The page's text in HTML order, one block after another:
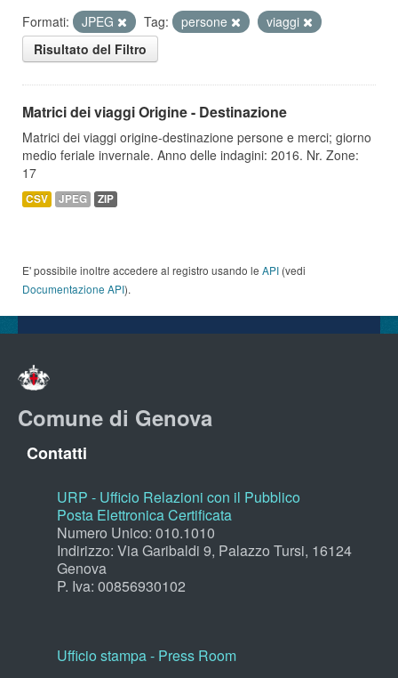
Formati: JPEG Tag: persone
viaggi
Risultato del Filtro
Matrici dei viaggi Origine - Destinazione
Matrici dei viaggi origine-destinazione persone e merci; giorno
medio feriale invernale. Anno delle indagini: 2016. Nr. Zone:
17
CSV JPEG ZIP
E' possibile inoltre accedere al registro usando le API (vedi
Documentazione API).
Comune di Genova
Contatti
URP - Ufficio Relazioni con il Pubblico
Posta Elettronica Certificata
Numero Unico: 010.1010
Indirizzo: Via Garibaldi 9, Palazzo Tursi, 16124
Genova
P. Iva: 00856930102
Ufficio stampa - Press Room